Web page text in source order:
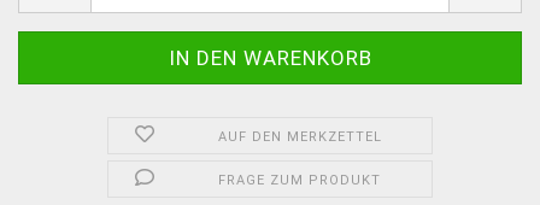
AUF DEN MERKZETTEL
FRAGE ZUM PRODUKT